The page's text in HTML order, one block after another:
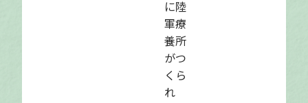
に陸
軍療
養所
がつ
くら
れ